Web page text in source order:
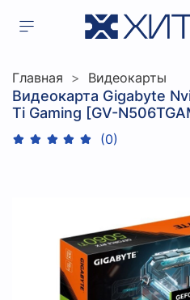
Главная Видеокарты
Видеокарта Gigabyte
Ti Gaming [GV-
(0)